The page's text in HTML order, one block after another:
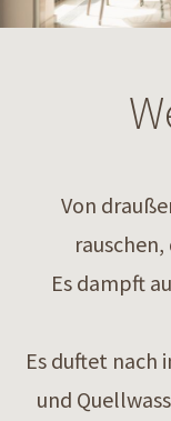
Von
rauschen,
Es dampft
Es duftet nach
und